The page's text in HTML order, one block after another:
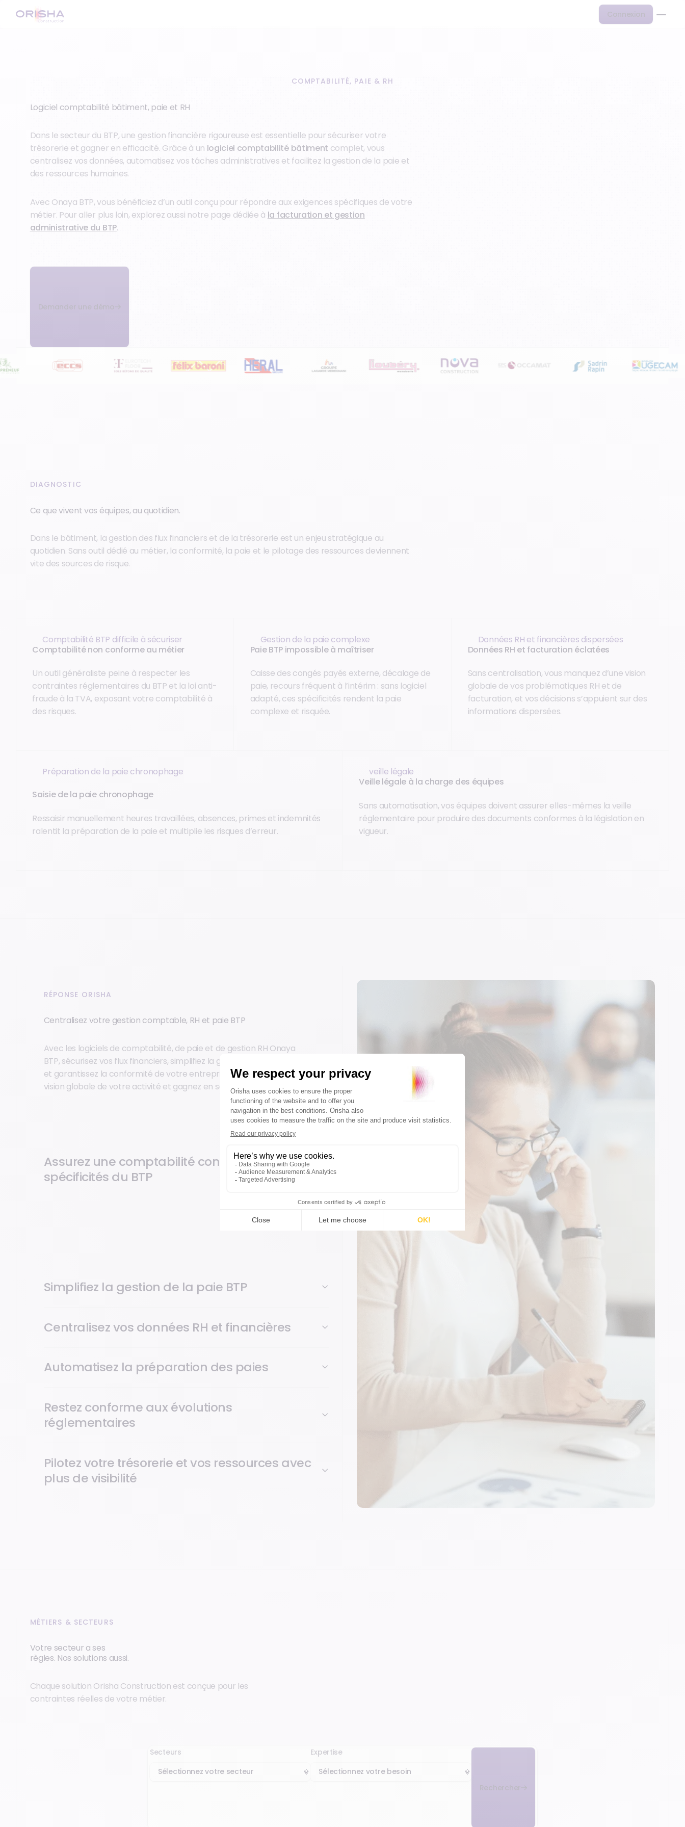
Connexion
COMPTABILITÉ, PAIE & RH
Logiciel comptabilité bâtiment, paie et RH
Dans le secteur du BTP, une gestion financière rigoureuse est essentielle pour sécuriser votre
trésorerie et gagner en efficacité. Grâce à un logiciel comptabilité bâtiment complet, vous
centralisez vos données, automatisez vos tâches administratives et facilitez la gestion de la paie et
des ressources humaines.
Avec Onaya BTP, vous bénéficiez d’un outil conçu pour répondre aux exigences spécifiques de votre
métier. Pour aller plus loin, explorez aussi notre page dédiée à la facturation et gestion
administrative du BTP.
Demander une démo
DIAGNOSTIC
Ce que vivent vos équipes, au quotidien.
Dans le bâtiment, la gestion des flux financiers et de la trésorerie est un enjeu stratégique au
quotidien. Sans outil dédié au métier, la conformité, la paie et le pilotage des ressources deviennent
vite des sources de risque.
Comptabilité BTP difficile à sécuriser
Comptabilité non conforme au métier
Un outil généraliste peine à respecter les
contraintes réglementaires du BTP et la loi anti-
fraude à la TVA, exposant votre comptabilité à
des risques.
Gestion de la paie complexe
Paie BTP impossible à maîtriser
Caisse des congés payés externe, décalage de
paie, recours fréquent à l’intérim : sans logiciel
adapté, ces spécificités rendent la paie
complexe et risquée.
Données RH et financières dispersées
Données RH et facturation éclatées
Sans centralisation, vous manquez d’une vision
globale de vos problématiques RH et de
facturation, et vos décisions s’appuient sur des
informations dispersées.
Préparation de la paie chronophage
Saisie de la paie chronophage
Ressaisir manuellement heures travaillées, absences, primes et indemnités
ralentit la préparation de la paie et multiplie les risques d’erreur.
veille légale
Veille légale à la charge des équipes
Sans automatisation, vos équipes doivent assurer elles-mêmes la veille
réglementaire pour produire des documents conformes à la législation en
vigueur.
RÉPONSE ORISHA
Centralisez votre gestion comptable, RH et paie BTP
Avec les logiciels de comptabilité, de paie et de gestion RH Onaya
BTP, sécurisez vos flux financiers, simplifiez la gestion du personnel
et garantissez la conformité de votre entreprise. Disposez d'une
vision globale de votre activité et gagnez en sérénité au quotidien.
Assurez une comptabilité conforme aux
spécificités du BTP
secteur et la législation anti-fraude à la TVA pour réduire les risques et sécuriser
Simplifiez la gestion de la paie BTP
Centralisez vos données RH et financières
Automatisez la préparation des paies
Restez conforme aux évolutions
réglementaires
Pilotez votre trésorerie et vos ressources avec
plus de visibilité
MÉTIERS & SECTEURS
Votre secteur a ses
règles. Nos solutions aussi.
Chaque solution Orisha Construction est conçue pour les
contraintes réelles de votre métier.
Secteurs Expertise
Rechercher